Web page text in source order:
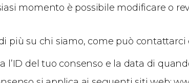
momento è possibile modificare o
più su chi siamo, come può
l’ID del tuo consenso e la data di